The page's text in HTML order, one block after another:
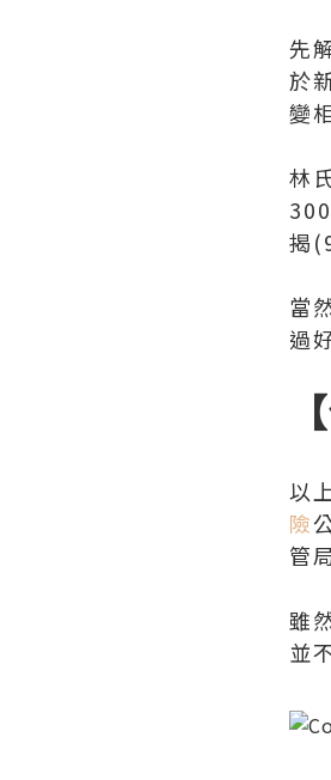
先
於
變
林
揭
當
過
以
險
管
雖
並